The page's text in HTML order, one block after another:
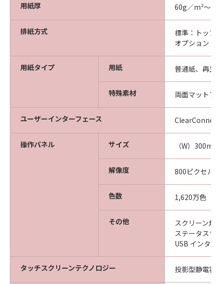
用紙厚 60g／m²～
排紙方式
標準：トップ
オプション：
用紙タイプ 用紙 普通紙、再生
特殊素材 両面マットフ
ユーザーインターフェース ClearConnect
操作パネル サイズ （W）
解像度 800ピクセル
色数 1,620万色
その他
スクリーン角
ステータスラ
USB インター
タッチスクリーンテクノロジー 投影型静電容